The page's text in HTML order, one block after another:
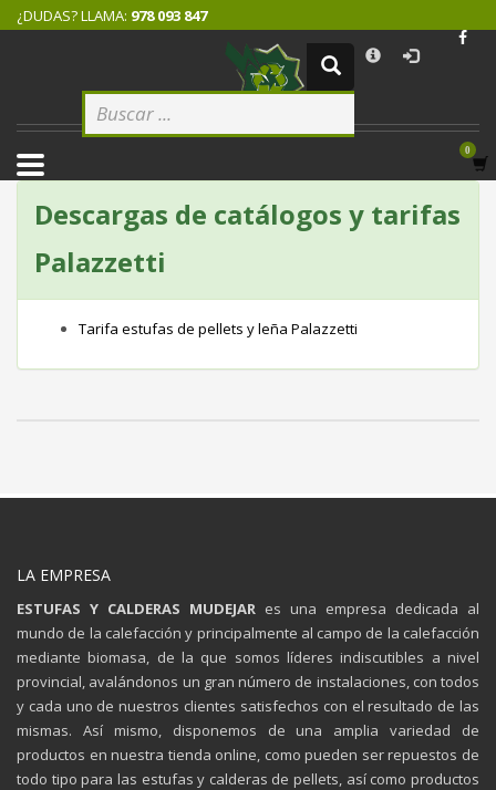
Logeate con tu cuenta de cliente.
2 Selecciona tus productos.
3
4 Recibe tu pedido.
Si todovia tienes alguna duda, comuníquenoslo enviando un correo
¿DUDAS? LLAMA: 978 093 847
Descargas de catálogos y tarifas
Palazzetti
Tarifa estufas de pellets y leña Palazzetti
LA EMPRESA
ESTUFAS Y CALDERAS MUDEJAR es una empresa dedicada al
mundo de la calefacción y principalmente al campo de la calefacción
mediante biomasa, de la que somos líderes indiscutibles a nivel
provincial, avalándonos un gran número de instalaciones, con todos
y cada uno de nuestros clientes satisfechos con el resultado de las
mismas. Así mismo, disponemos de una amplia variedad de
productos en nuestra tienda online, como pueden ser repuestos de
todo tipo para las estufas y calderas de pellets, así como productos